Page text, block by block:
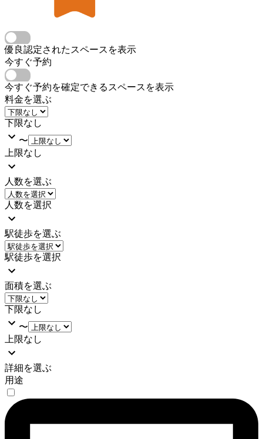
優良認定されたスペースを表示
今すぐ予約
今すぐ予約を確定できるスペースを表示
料金を選ぶ
下限なし
〜
上限なし
人数を選ぶ
人数を選択
駅徒歩を選ぶ
駅徒歩を選択
面積を選ぶ
下限なし
〜
上限なし
詳細を選ぶ
用途